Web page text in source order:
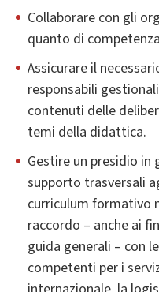
Collaborare con gli
quanto di
Assicurare il
responsabili
contenuti delle
temi della didattica.
Gestire un presidio
supporto trasversali
curriculum formativo
raccordo – anche ai
guida generali – con
competenti per i